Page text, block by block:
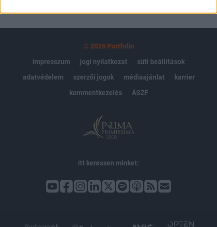
© 2026 Portfolio
impresszum
jogi nyilatkozat
süti beállítások
adatvédelem
szerzői jogok médiaajánlat
karrier
kommentkezelés
ÁSZF
Itt keressen minket: